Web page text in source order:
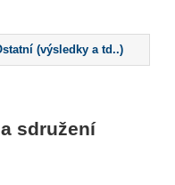
(výsledky a td..)
sdružení